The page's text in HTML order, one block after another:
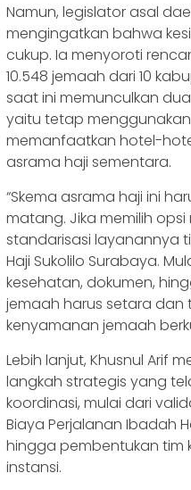
Namun, legislator asal
mengingatkan bahwa
cukup. Ia menyoroti
10.548 jemaah dari 10
saat ini memunculkan
yaitu tetap
memanfaatkan hotel-
asrama haji sementara.
“Skema asrama haji ini
matang. Jika memilih
standarisasi layanannya
Haji Sukolilo Surabaya.
kesehatan, dokumen,
jemaah harus setara dan
kenyamanan jemaah
Lebih lanjut, Khusnul Arif
langkah strategis yang
koordinasi, mulai dari
Biaya Perjalanan Ibadah
hingga pembentukan tim
instansi.